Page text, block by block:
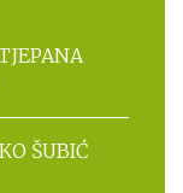
ŠUBIĆ